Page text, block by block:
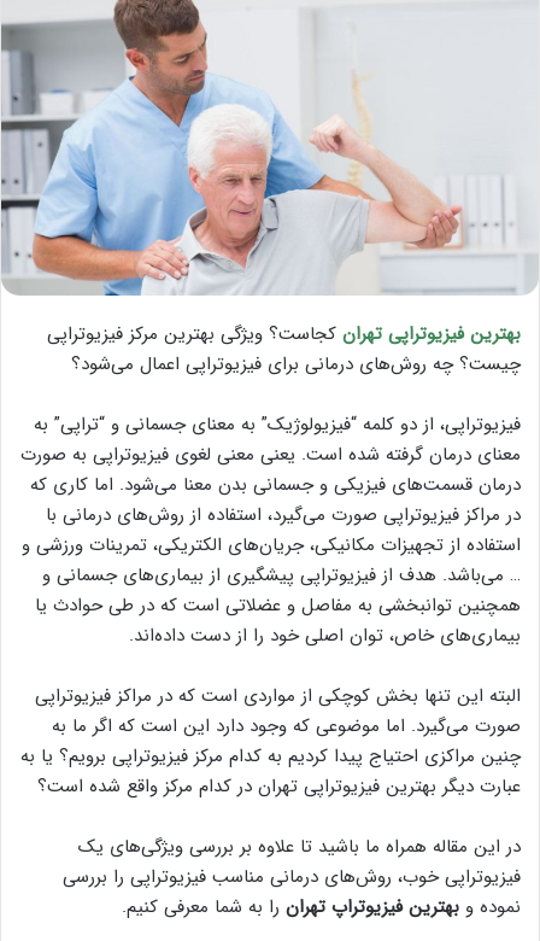
بهترین فیزیوتراپی تهران کجاست؟ ویژگی بهترین مرکز فیزیوتراپی
چیست؟ چه روش‌های درمانی برای فیزیوتراپی اعمال می‌شود؟
فیزیوتراپی، از دو کلمه “فیزیولوژیک” به معنای جسمانی و “تراپی” به
معنای درمان گرفته شده است. یعنی معنی لغوی فیزیوتراپی به صورت
درمان قسمت‌های فیزیکی و جسمانی بدن معنا می‌شود. اما کاری که
در مراکز فیزیوتراپی صورت می‌گیرد، استفاده از روش‌های درمانی با
استفاده از تجهیزات مکانیکی، جریان‌های الکتریکی، تمرینات ورزشی و
… می‌باشد. هدف از فیزیوتراپی پیشگیری از بیماری‌های جسمانی و
همچنین توانبخشی به مفاصل و عضلاتی است که در طی حوادث یا
بیماری‌های خاص، توان اصلی خود را از دست داده‌اند.
البته این تنها بخش کوچکی از مواردی است که در مراکز فیزیوتراپی
صورت می‌گیرد. اما موضوعی که وجود دارد این است که اگر ما به
چنین مراکزی احتیاج پیدا کردیم به کدام مرکز فیزیوتراپی برویم؟ یا به
عبارت دیگر بهترین فیزیوتراپی تهران در کدام مرکز واقع شده است؟
در این مقاله همراه ما باشید تا علاوه بر بررسی ویژگی‌های یک
فیزیوتراپی خوب، روش‌های درمانی مناسب فیزیوتراپی را بررسی
نموده و بهترین فیزیوتراپ تهران را به شما معرفی کنیم.